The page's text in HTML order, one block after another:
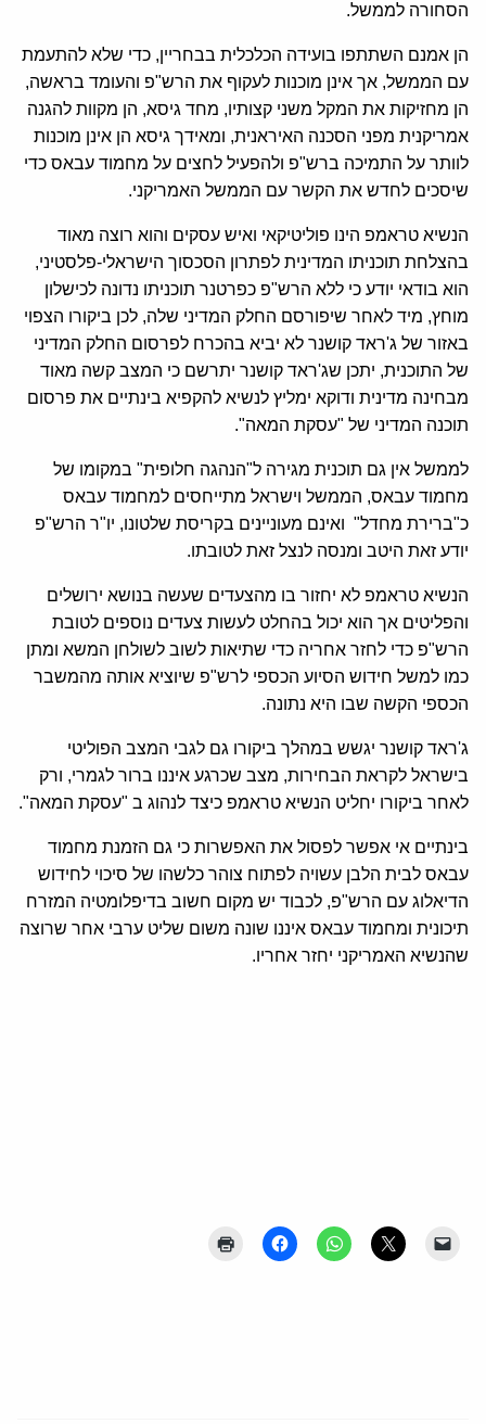
הסחורה לממשל.
הן אמנם השתתפו בועידה הכלכלית בבחריין, כדי שלא להתעמת
עם הממשל, אך אינן מוכנות לעקוף את הרש"פ והעומד בראשה,
הן מחזיקות את המקל משני קצותיו, מחד גיסא, הן מקוות להגנה
אמריקנית מפני הסכנה האיראנית, ומאידך גיסא הן אינן מוכנות
לוותר על התמיכה ברש"פ ולהפעיל לחצים על מחמוד עבאס כדי
שיסכים לחדש את הקשר עם הממשל האמריקני.
הנשיא טראמפ הינו פוליטיקאי ואיש עסקים והוא רוצה מאוד
בהצלחת תוכניתו המדינית לפתרון הסכסוך הישראלי-פלסטיני,
הוא בודאי יודע כי ללא הרש"פ כפרטנר תוכניתו נדונה לכישלון
מוחץ, מיד לאחר שיפורסם החלק המדיני שלה, לכן ביקורו הצפוי
באזור של ג'ראד קושנר לא יביא בהכרח לפרסום החלק המדיני
של התוכנית, יתכן שג'ראד קושנר יתרשם כי המצב קשה מאוד
מבחינה מדינית ודוקא ימליץ לנשיא להקפיא בינתיים את פרסום
תוכנה המדיני של "עסקת המאה".
לממשל אין גם תוכנית מגירה ל"הנהגה חלופית" במקומו של
מחמוד עבאס, הממשל וישראל מתייחסים למחמוד עבאס
כ"ברירת מחדל" ואינם מעוניינים בקריסת שלטונו, יו"ר הרש"פ
יודע זאת היטב ומנסה לנצל זאת לטובתו.
הנשיא טראמפ לא יחזור בו מהצעדים שעשה בנושא ירושלים
והפליטים אך הוא יכול בהחלט לעשות צעדים נוספים לטובת
הרש"פ כדי לחזר אחריה כדי שתיאות לשוב לשולחן המשא ומתן
כמו למשל חידוש הסיוע הכספי לרש"פ שיוציא אותה מהמשבר
הכספי הקשה שבו היא נתונה.
ג'ראד קושנר יגשש במהלך ביקורו גם לגבי המצב הפוליטי
בישראל לקראת הבחירות, מצב שכרגע איננו ברור לגמרי, ורק
לאחר ביקורו יחליט הנשיא טראמפ כיצד לנהוג ב "עסקת המאה".
בינתיים אי אפשר לפסול את האפשרות כי גם הזמנת מחמוד
עבאס לבית הלבן עשויה לפתוח צוהר כלשהו של סיכוי לחידוש
הדיאלוג עם הרש"פ, לכבוד יש מקום חשוב בדיפלומטיה המזרח
תיכונית ומחמוד עבאס איננו שונה משום שליט ערבי אחר שרוצה
שהנשיא האמריקני יחזר אחריו.